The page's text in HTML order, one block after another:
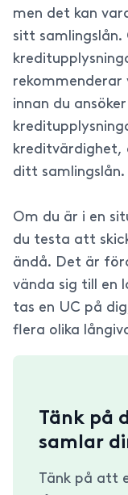
men det kan
sitt
innan du
kreditvärdighet,
ditt samlingslån.
Om du är i en
du testa att
ändå. Det är
vända sig till en
tas en UC på
flera olika
Tänk på
samlar
Tänk på att